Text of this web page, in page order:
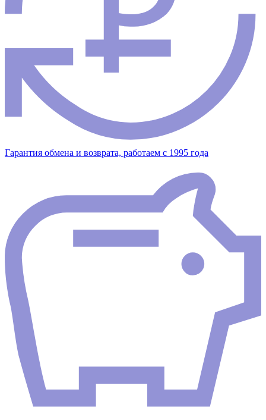
Гарантия обмена и возврата, работаем с 1995 года